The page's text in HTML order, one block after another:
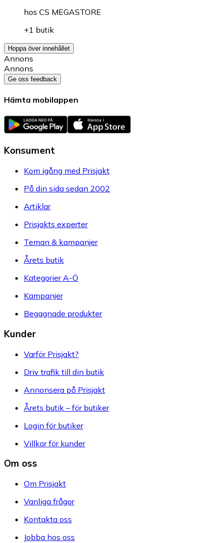
hos CS MEGASTORE
+1 butik
Hoppa över innehållet
Annons
Annons
Ge oss feedback
Hämta mobilappen
Konsument
Kom igång med Prisjakt
På din sida sedan 2002
Artiklar
Prisjakts experter
Teman & kampanjer
Årets butik
Kategorier A-Ö
Kampanjer
Begagnade produkter
Kunder
Varför Prisjakt?
Driv trafik till din butik
Annonsera på Prisjakt
Årets butik – för butiker
Login för butiker
Villkor för kunder
Om oss
Om Prisjakt
Vanliga frågor
Kontakta oss
Jobba hos oss